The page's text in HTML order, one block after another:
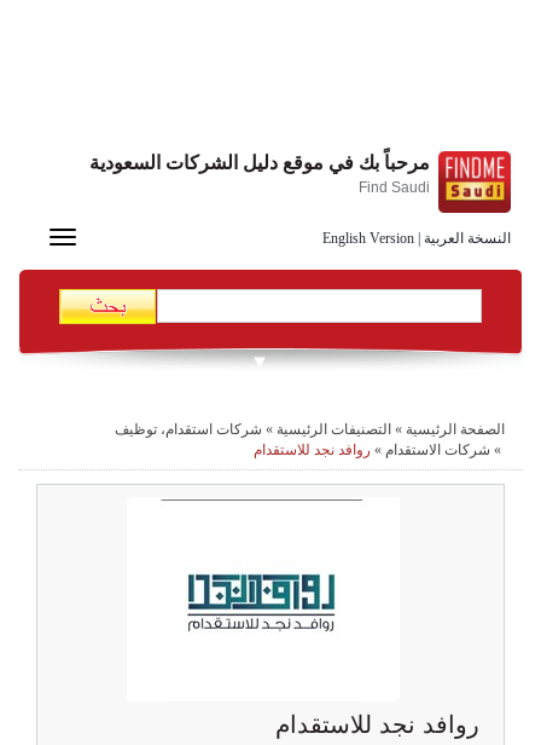
النسخة العربية English Version
مرحباً بك في موقع دليل الشركات السعودية
Find Saudi
Toggle
الصفحة الرئيسية » التصنيفات الرئيسية » شركات استقدام، توظيف
» شركات الاستقدام » روافد نجد للاستقدام
روافد نجد للاستقدام